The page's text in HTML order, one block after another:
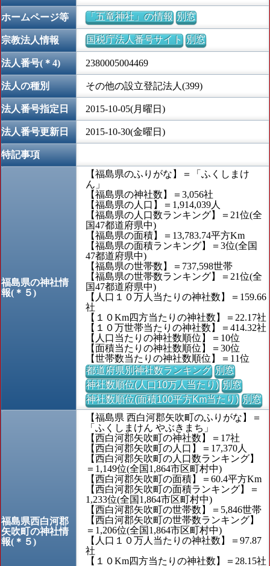
ホームページ等 「五竜神社」の情報 別窓
宗教法人情報 国税庁法人番号サイト 別窓
法人番号(＊4) 2380005004469
法人の種別 その他の設立登記法人(399)
法人番号指定日 2015-10-05(月曜日)
法人番号更新日 2015-10-30(金曜日)
特記事項
福島県の神社情
報(＊５)
【福島県のふりがな】＝「ふくしまけ
ん」
【福島県の神社数】＝3,056社
【福島県の人口】＝1,914,039人
【福島県の人口数ランキング】＝21位(全
国47都道府県中)
【福島県の面積】＝13,783.74平方Km
【福島県の面積ランキング】＝3位(全国
47都道府県中)
【福島県の世帯数】＝737,598世帯
【福島県の世帯数ランキング】＝21位(全
国47都道府県中)
【人口１０万人当たりの神社数】＝159.66
社
【１０Km四方当たりの神社数】＝22.17社
【１０万世帯当たりの神社数】＝414.32社
【人口当たりの神社数順位】＝10位
【面積当たりの神社数順位】＝30位
【世帯数当たりの神社数順位】＝11位
都道府県別神社数ランキング 別窓
神社数順位(人口10万人当たり) 別窓
神社数順位(面積100平方Km当たり) 別窓
福島県西白河郡
矢吹町の神社情
報(＊５)
【福島県 西白河郡矢吹町のふりがな】＝
「ふくしまけん やぶきまち」
【西白河郡矢吹町の神社数】＝17社
【西白河郡矢吹町の人口】＝17,370人
【西白河郡矢吹町の人口数ランキング】
＝1,149位(全国1,864市区町村中)
【西白河郡矢吹町の面積】＝60.4平方Km
【西白河郡矢吹町の面積ランキング】＝
1,233位(全国1,864市区町村中)
【西白河郡矢吹町の世帯数】＝5,846世帯
【西白河郡矢吹町の世帯数ランキング】
＝1,206位(全国1,864市区町村中)
【人口１０万人当たりの神社数】＝97.87
社
【１０Km四方当たりの神社数】＝28.15社